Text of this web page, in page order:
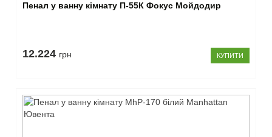
Пенал у ванну кімнату П-55К Фокус Мойдодир
12.224 грн КУПИТИ